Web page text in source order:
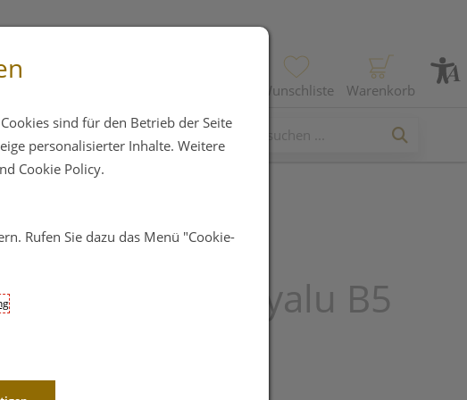
Wunschliste Warenkorb
Roche Posay
Hyalu B5
sind für den Betrieb der Seite
personalisierter Inhalte. Weitere
Cookie Policy.
Rufen Sie dazu das Menü "Cookie-